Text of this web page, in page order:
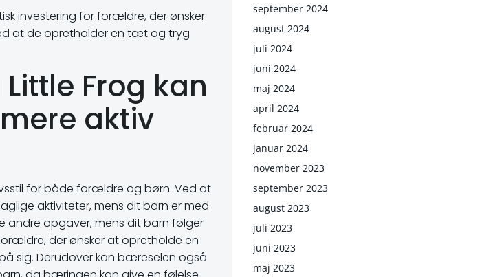
investering for forældre, der ønsker
at de opretholder en tæt og tryg
Frog kan
aktiv
for både forældre og børn. Ved at
aktiviteter, mens dit barn er med
andre opgaver, mens dit barn følger
der ønsker at opretholde en
sig. Derudover kan bæreselen også
september 2024
august 2024
juli 2024
juni 2024
maj 2024
april 2024
februar 2024
januar 2024
november 2023
september 2023
august 2023
juli 2023
juni 2023
maj 2023